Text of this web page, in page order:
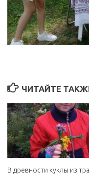
ЧИТАЙТЕ
В древности куклы из